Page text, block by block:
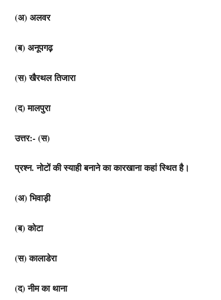
(अ) अलवर
(ब) अनूपगढ़
(स) खैरथल तिजारा
(द) मालपुरा
उत्तर:- (स)
प्रश्न. नोटों की स्याही बनाने का कारखाना कहां स्थित है।
(अ) भिवाड़ी
(ब) कोटा
(स) कालाडेरा
(द) नीम का थाना